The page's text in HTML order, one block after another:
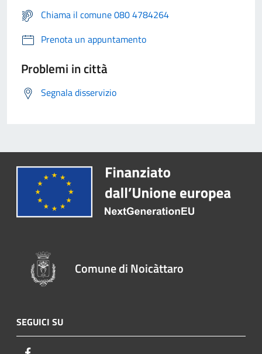
Chiama il comune 080 4784264
Prenota un appuntamento
Problemi in città
Segnala disservizio
Comune di Noicàttaro
SEGUICI SU